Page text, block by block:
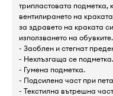
трипластовата подметка,
вентилирането на
за здравето на краката
използването на обувките.
- Заоблен и стегнат
- Нехлъзгаща се подметка.
- Гумена подметка.
- Подсилена част при
- Текстилна вътрешна